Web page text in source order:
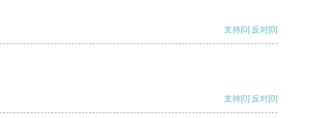
支持[0] 反对[0]
支持[0] 反对[0]